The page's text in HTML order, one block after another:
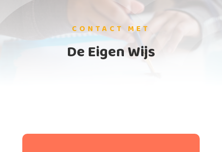
CONTACT MET
De Eigen Wijs